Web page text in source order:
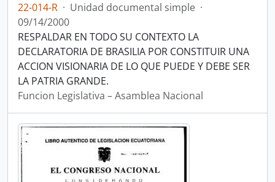
22-014-R · Unidad documental simple ·
09/14/2000
RESPALDAR EN TODO SU CONTEXTO LA
DECLARATORIA DE BRASILIA POR CONSTITUIR UNA
ACCION VISIONARIA DE LO QUE PUEDE Y DEBE SER
LA PATRIA GRANDE.
Funcion Legislativa – Asamblea Nacional